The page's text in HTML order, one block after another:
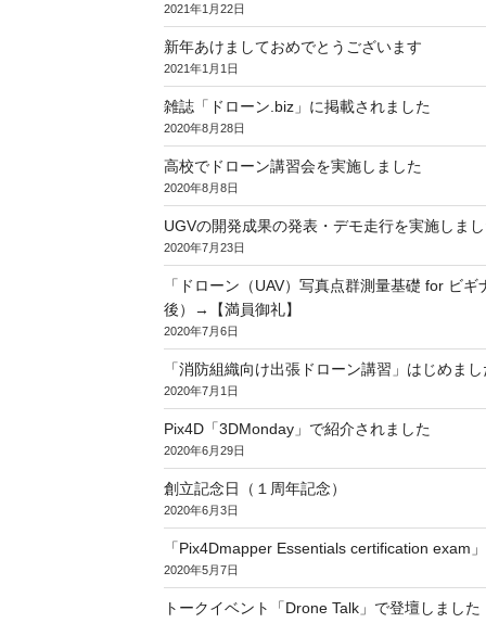
2021年1月22日
新年あけましておめでとうございます
2021年1月1日
雑誌「ドローン.biz」に掲載されました
2020年8月28日
高校でドローン講習会を実施しました
2020年8月8日
UGVの開発成果の発表・デモ走行を実施しま
2020年7月23日
「ドローン（UAV）写真点群測量基礎 for ビ
後）→【満員御礼】
2020年7月6日
「消防組織向け出張ドローン講習」はじめまし
2020年7月1日
Pix4D「3DMonday」で紹介されました
2020年6月29日
創立記念日（１周年記念）
2020年6月3日
「Pix4Dmapper Essentials certification exam
2020年5月7日
トークイベント「Drone Talk」で登壇しました